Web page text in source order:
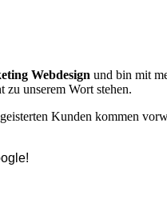
Webdesign und bin mit
unserem Wort stehen.
Kunden kommen